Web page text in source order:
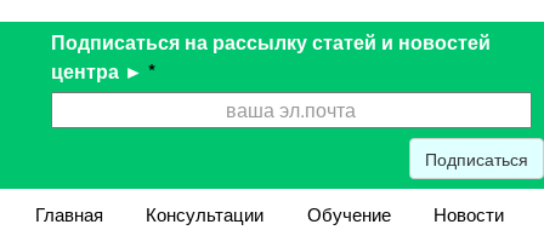
Подписаться на рассылку статей и новостей
центра ► *
Подписаться
Главная Консультации Обучение
Новости